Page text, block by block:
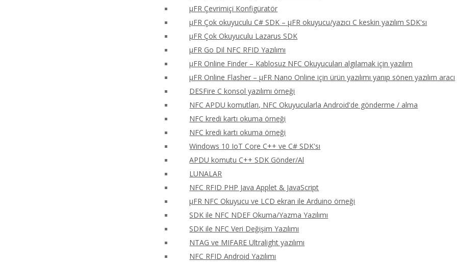
μFR Çevrimiçi Konfigüratör
μFR Çok okuyuculu C# SDK – μFR okuyucu/yazıcı C keskin yazılım SDK'sı
μFR Çok Okuyuculu Lazarus SDK
μFR Go Dil NFC RFID Yazılımı
μFR Online Finder – Kablosuz NFC Okuyucuları algılamak için yazılım
μFR Online Flasher – μFR Nano Online için ürün yazılımı yanıp sönen yazılım aracı
DESFire C konsol yazılımı örneği
NFC APDU komutları, NFC Okuyucularla Android'de gönderme / alma
NFC kredi kartı okuma örneği
NFC kredi kartı okuma örneği
Windows 10 IoT Core C++ ve C# SDK'sı
APDU komutu C++ SDK Gönder/Al
LUNALAR
NFC RFID PHP Java Applet & JavaScript
μFR NFC Okuyucu ve LCD ekran ile Arduino örneği
SDK ile NFC NDEF Okuma/Yazma Yazılımı
SDK ile NFC Veri Değişim Yazılımı
NTAG ve MIFARE Ultralight yazılımı
NFC RFID Android Yazılımı